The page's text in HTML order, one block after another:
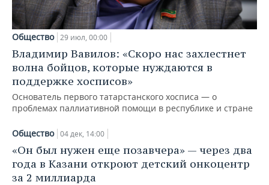
Общество 29 июл, 00:00
Владимир Вавилов: «Скоро нас захлестнет
волна бойцов, которые нуждаются в
поддержке хосписов»
Основатель первого татарстанского хосписа — о
проблемах паллиативной помощи в республике и стране
Общество 04 дек, 14:00
«Он был нужен еще позавчера» — через два
года в Казани откроют детский онкоцентр
за 2 миллиарда